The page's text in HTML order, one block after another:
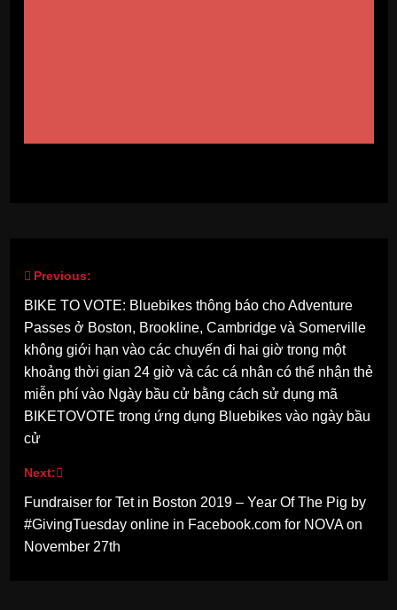
Post
navigation
Previous:
BIKE TO VOTE: Bluebikes thông báo cho Adventure
Passes ở Boston, Brookline, Cambridge và Somerville
không giới hạn vào các chuyến đi hai giờ trong một
khoảng thời gian 24 giờ và các cá nhân có thể nhận thẻ
miễn phí vào Ngày bầu cử bằng cách sử dụng mã
BIKETOVOTE trong ứng dụng Bluebikes vào ngày bầu
cử
Next:
Fundraiser for Tet in Boston 2019 – Year Of The Pig by
#GivingTuesday online in Facebook.com for NOVA on
November 27th